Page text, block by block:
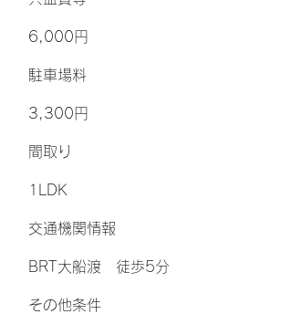
6,000円
​駐車場料
3,300円
間取り
1LDK
交通機関情報
BRT大船渡 徒歩5分
その他条件